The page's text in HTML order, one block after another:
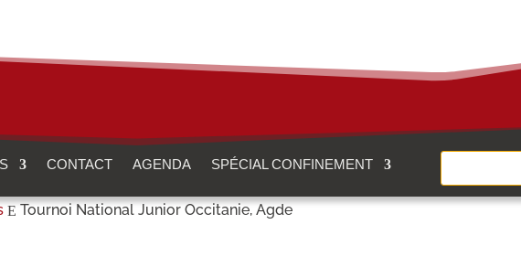
CONTACT AGENDA SPÉCIAL CONFINEMENT
E Tournoi National Junior Occitanie, Agde